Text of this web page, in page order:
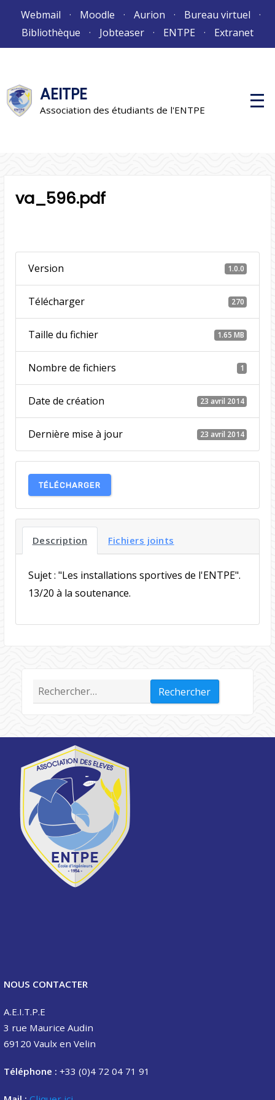
Webmail Moodle Aurion
Bureau virtuel
Bibliothèque
Jobteaser ENTPE Extranet
AEITPE
Association des étudiants de l'ENTPE
M
e
va_596.pdf
Version 1.0.0
Télécharger 270
Taille du fichier 1.65 MB
Nombre de fichiers 1
Date de création 23 avril 2014
Dernière mise à jour 23 avril 2014
TÉLÉCHARGER
Description Fichiers joints
Sujet : "Les installations sportives de l'ENTPE".
13/20 à la soutenance.
Rechercher :
NOUS CONTACTER
A.E.I.T.P.E
3 rue Maurice Audin
69120 Vaulx en Velin
Téléphone : +33 (0)4 72 04 71 91